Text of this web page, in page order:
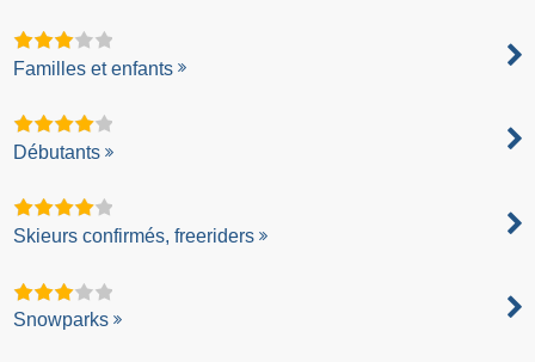
Familles et enfants
Débutants
Skieurs confirmés, freeriders
Snowparks